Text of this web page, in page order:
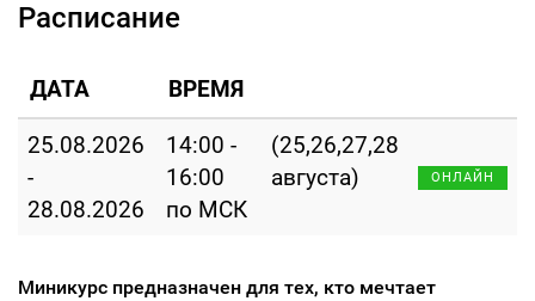
Расписание
ДАТА ВРЕМЯ
25.08.2026
-
28.08.2026
14:00 -
16:00
по МСК
(25,26,27,28
августа)
ОНЛАЙН
Миникурс предназначен для тех, кто мечтает